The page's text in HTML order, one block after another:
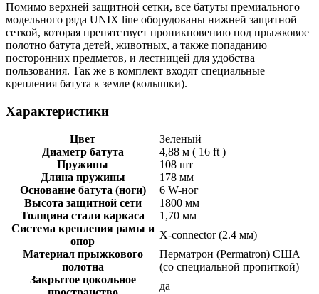
Помимо верхней защитной сетки, все батуты премиального
модельного ряда UNIX line оборудованы нижней защитной
сеткой, которая препятствует проникновению под прыжковое
полотно батута детей, животных, а также попаданию
посторонних предметов, и лестницей для удобства
пользования. Так же в комплект входят специальные
крепления батута к земле (колышки).
Характеристики
Цвет
Зеленый
Диаметр батута
4,88 м ( 16 ft )
Пружины
108 шт
Длина пружины
178 мм
Основание батута (ноги)
6 W-ног
Высота защитной сети
1800 мм
Толщина стали каркаса
1,70 мм
Система крепления рамы и
опор
X-connector (2.4 мм)
Материал прыжкового
полотна
Перматрон (Permatron) США
(cо специальной пропиткой)
Закрытое цокольное
да